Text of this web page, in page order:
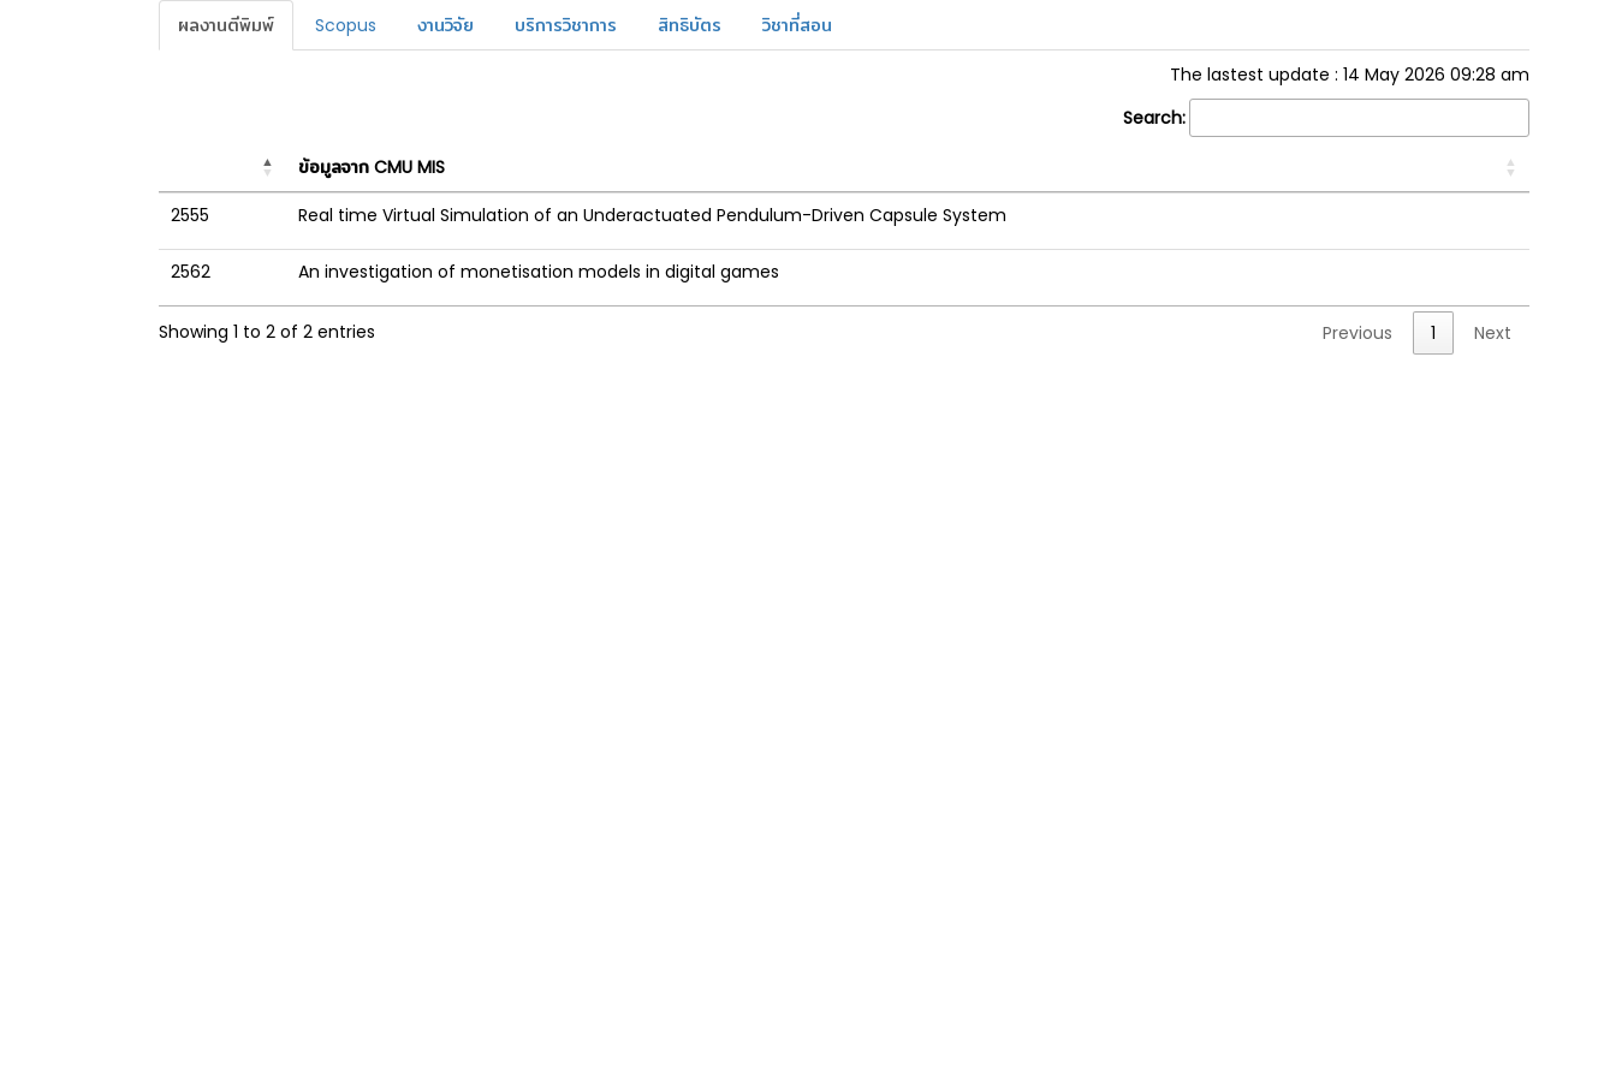
ผลงานตีพิมพ์ Scopus งานวิจัย บริการวิชาการ สิทธิบัตร วิชาที่สอน
The lastest update : 14 May 2026 09:28 am
Search:
ข้อมูลจาก CMU MIS
2555
Real time Virtual Simulation of an Underactuated Pendulum-Driven Capsule System
2562 An investigation of monetisation models in digital games
Showing 1 to 2 of 2 entries Previous 1 Next